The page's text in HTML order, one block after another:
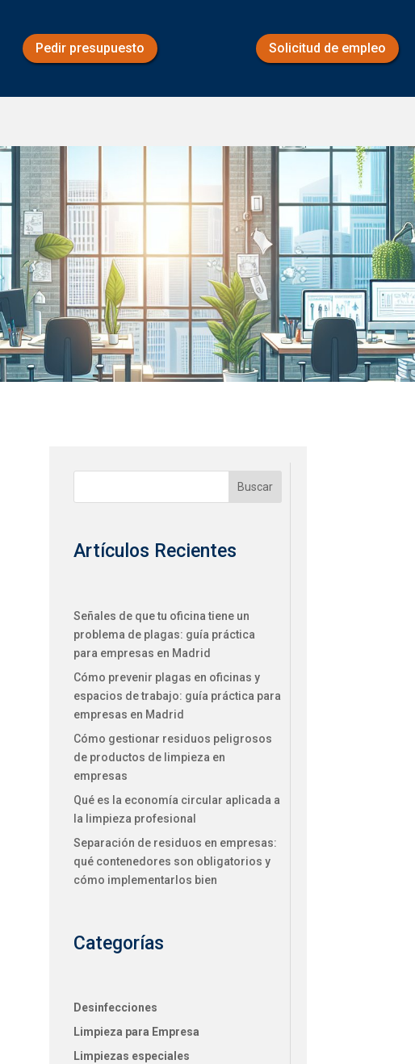
Pedir presupuesto Solicitud de empleo
Buscar
Artículos Recientes
Señales de que tu oficina tiene un
problema de plagas: guía práctica
para empresas en Madrid
Cómo prevenir plagas en oficinas y
espacios de trabajo: guía práctica para
empresas en Madrid
Cómo gestionar residuos peligrosos
de productos de limpieza en
empresas
Qué es la economía circular aplicada a
la limpieza profesional
Separación de residuos en empresas:
qué contenedores son obligatorios y
cómo implementarlos bien
Categorías
Desinfecciones
Limpieza para Empresa
Limpiezas especiales